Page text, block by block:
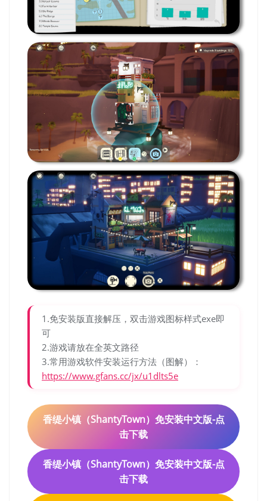
1.免安装版直接解压，双击游戏图标样式exe即
可
2.游戏请放在全英文路径
3.常用游戏软件安装运行方法（图解）：
https://www.gfans.cc/jx/u1dlts5e
香缇小镇（ShantyTown）免安装中文版-点
击下载
香缇小镇（ShantyTown）免安装中文版-点
击下载